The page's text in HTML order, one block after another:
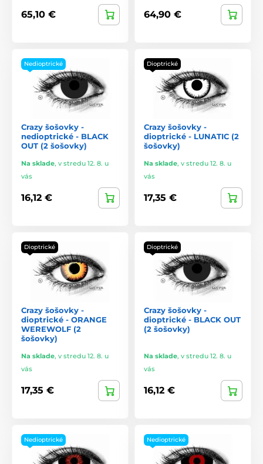
65,10 € 64,90 €
Nedioptrické
Crazy šošovky -
nedioptrické - BLACK
OUT (2 šošovky)
Na sklade, v stredu 12. 8. u
vás
16,12 €
Dioptrické
Crazy šošovky -
dioptrické - LUNATIC (2
šošovky)
Na sklade, v stredu 12. 8. u
vás
17,35 €
Dioptrické
Crazy šošovky -
dioptrické - ORANGE
WEREWOLF (2
šošovky)
Na sklade, v stredu 12. 8. u
vás
17,35 €
Dioptrické
Crazy šošovky -
dioptrické - BLACK OUT
(2 šošovky)
Na sklade, v stredu 12. 8. u
vás
16,12 €
Nedioptrické Nedioptrické